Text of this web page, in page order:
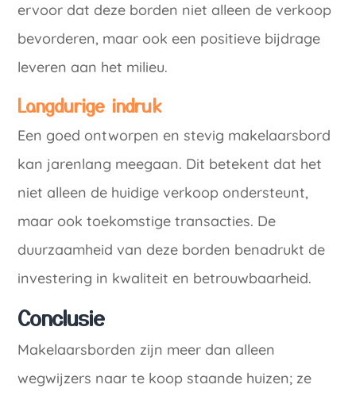
ervoor dat deze borden niet alleen de verkoop
bevorderen, maar ook een positieve bijdrage
leveren aan het milieu.
Langdurige indruk
Een goed ontworpen en stevig makelaarsbord
kan jarenlang meegaan. Dit betekent dat het
niet alleen de huidige verkoop ondersteunt,
maar ook toekomstige transacties. De
duurzaamheid van deze borden benadrukt de
investering in kwaliteit en betrouwbaarheid.
Conclusie
Makelaarsborden zijn meer dan alleen
wegwijzers naar te koop staande huizen; ze